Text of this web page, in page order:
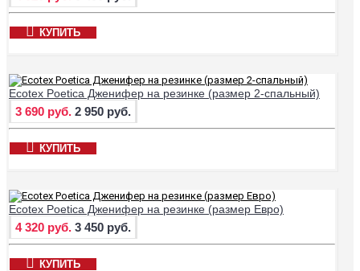
КУПИТЬ
Ecotex Poetica Дженифер на резинке (размер 2-спальный)
3 690 руб. 2 950 руб.
КУПИТЬ
Ecotex Poetica Дженифер на резинке (размер Евро)
4 320 руб. 3 450 руб.
КУПИТЬ